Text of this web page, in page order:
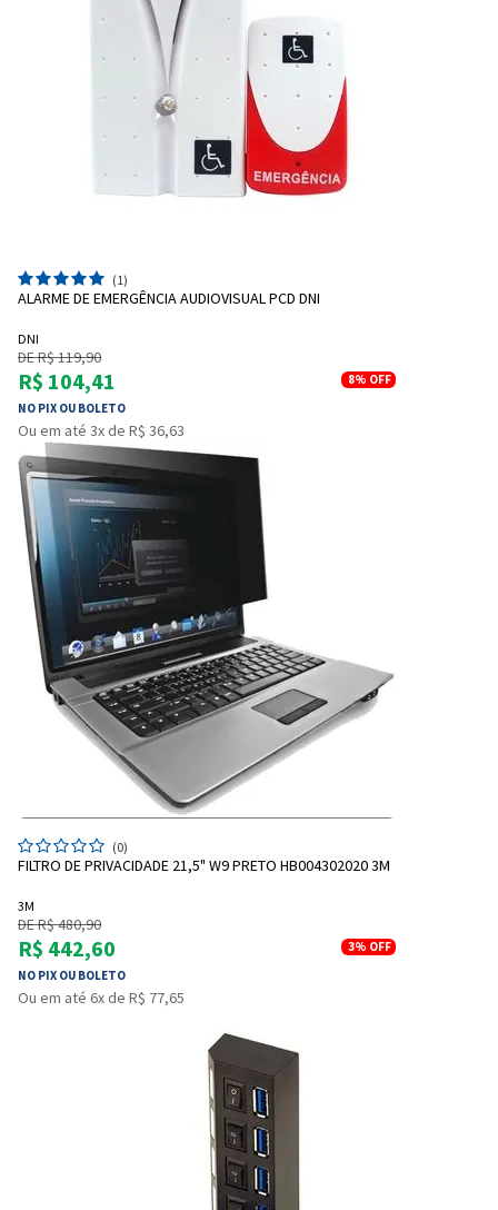
Entrega Flash
Cartão de crédito
Pagamento via Pix
Retire na Loja
(1)
ALARME DE EMERGÊNCIA AUDIOVISUAL PCD DNI
DNI
DE R$ 119,90
R$ 104,41
NO PIX OU BOLETO
8% OFF
Ou em até 3x de R$ 36,63
(0)
FILTRO DE PRIVACIDADE 21,5" W9 PRETO HB004302020 3M
3M
DE R$ 480,90
R$ 442,60
NO PIX OU BOLETO
3% OFF
Ou em até 6x de R$ 77,65